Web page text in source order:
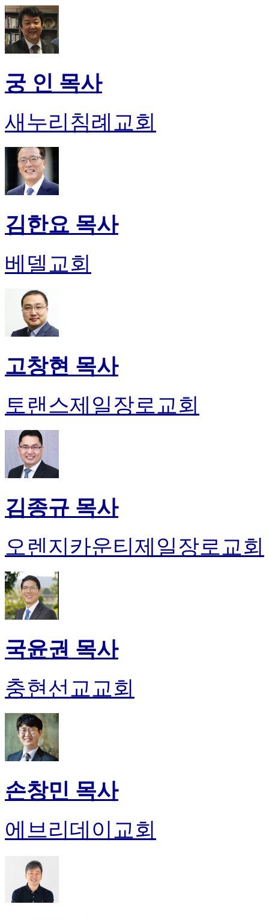
궁 인 목사
새누리침례교회
김한요 목사
베델교회
고창현 목사
토랜스제일장로교회
김종규 목사
오렌지카운티제일장로교회
국윤권 목사
충현선교교회
손창민 목사
에브리데이교회